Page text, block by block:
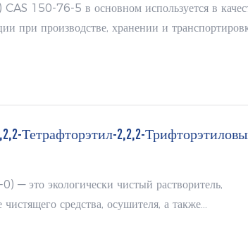
150-76-5 в основном используется в
при производстве, хранении и
как акрилонитрил, акриловая кислота и ее
Тетрафторэтил-2,2,2-
это экологически чистый растворитель,
средства, осушителя, а также